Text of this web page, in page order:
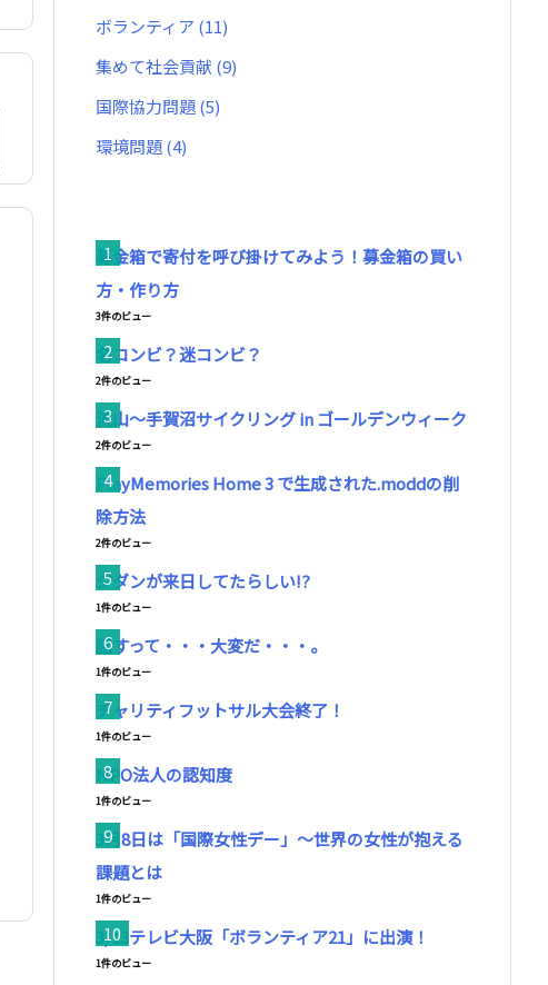
ボランティア (11)
集めて社会貢献 (9)
国際協力問題(5)
環境問題(4)
募金箱で寄付を呼び掛けてみよう！募金箱の買い
方・作り方
3件のビュー
名コンビ？迷コンビ？
2件のビュー
流山～手賀沼サイクリング in ゴールデンウィーク
2件のビュー
PlayMemories Home 3 で生成された.moddの削
除方法
2件のビュー
ジダンが来日してたらしい!?
1件のビュー
話すって・・・大変だ・・・。
1件のビュー
チャリティフットサル大会終了！
1件のビュー
NPO法人の認知度
1件のビュー
3月8日は「国際女性デー」～世界の女性が抱える
課題とは
1件のビュー
3/13テレビ大阪「ボランティア21」に出演！
1件のビュー